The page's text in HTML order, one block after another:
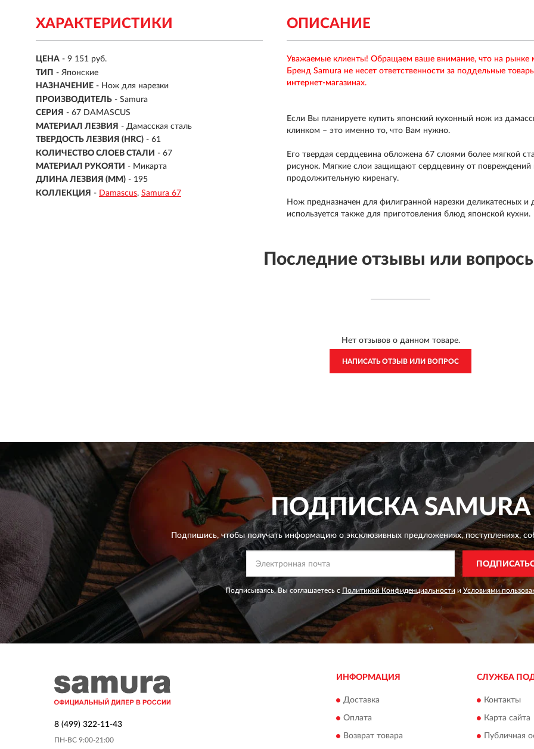
ХАРАКТЕРИСТИКИ
ЦЕНА - 9 151 руб.
ТИП - Японские
НАЗНАЧЕНИЕ - Нож для нарезки
ПРОИЗВОДИТЕЛЬ - Samura
СЕРИЯ - 67 DAMASCUS
МАТЕРИАЛ ЛЕЗВИЯ - Дамасская сталь
ТВЕРДОСТЬ ЛЕЗВИЯ (HRC) - 61
КОЛИЧЕСТВО СЛОЕВ СТАЛИ - 67
МАТЕРИАЛ РУКОЯТИ - Микарта
ДЛИНА ЛЕЗВИЯ (ММ) - 195
КОЛЛЕКЦИЯ - Damascus Samura 67
ОПИСАНИЕ
Уважаемые клиенты! Обращаем ваше внимание, что на рынке
Бренд Samura не несет ответственности за поддельные
интернет-магазинах.
Если Вы планируете купить японский кухонный нож из
клинком – это именно то, что Вам нужно.
Его твердая сердцевина обложена 67 слоями более мягкой
рисунок. Мягкие слои защищают сердцевину от повреждений
продолжительную киренагу.
Нож предназначен для филигранной нарезки деликатесных
используется также для приготовления блюд японской кухни.
Последние отзывы или
Нет отзывов о данном товаре.
НАПИСАТЬ ОТЗЫВ ИЛИ ВОПРОС
ПОДПИСКАSAMURA
Подпишись, чтобы получать информацию о эксклюзивных предложениях,поступлениях,
Подписываясь, Вы соглашаетесь с Политикой Конфиденциальности и Условиями
8 (499) 322-11-43
ПН-ВС 9:00-21:00
ИНФОРМАЦИЯ
Доставка
Оплата
Возврат товара
СЛУЖБА
Контакты
Карта сайта
Публичная